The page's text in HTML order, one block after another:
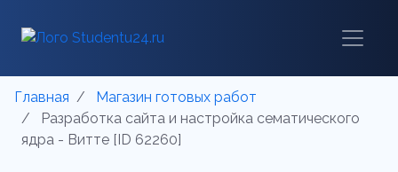
Главная
Магазин готовых работ
Разработка сайта и настройка сематического
ядра - Витте [ID 62260]